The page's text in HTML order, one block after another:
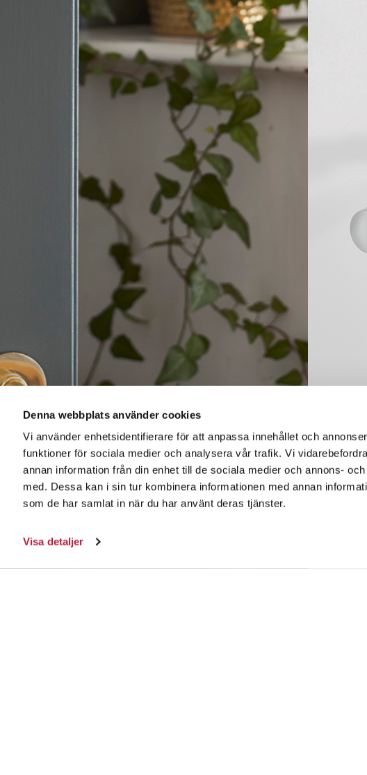
Denna webbplats använder cookies
Vi använder enhetsidentifierare för att anpassa innehållet och
funktioner för sociala medier och analysera vår trafik. Vi
annan information från din enhet till de sociala medier och annons-
med. Dessa kan i sin tur kombinera informationen med annan
som de har samlat in när du har använt deras tjänster.
Visa detaljer